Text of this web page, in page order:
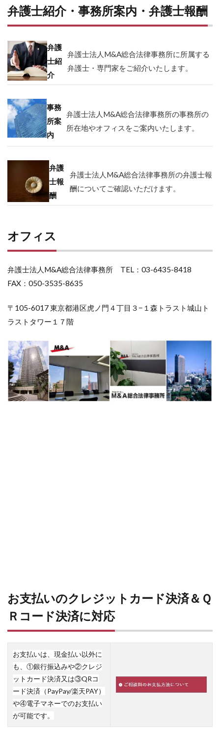
弁護士紹介・事務所案内・弁護士報酬
弁護
士紹
介
弁護士法人M&A総合法律事務所に所属する
弁護士・専門家をご紹介いたします。
事務
所案
内
弁護士法人M&A総合法律事務所の事務所の
所在地やオフィスをご案内いたします。
弁護
士報
酬
弁護士法人M&A総合法律事務所の弁護士報
酬についてご確認いただけます。
オフィス
弁護士法人M&A総合法律事務所 TEL：03-6435-8418
FAX：050-3535-8635
〒105-6017 東京都港区虎ノ門４丁目３−１森トラスト城山ト
ラストタワー１７階
お支払いのクレジットカード決済＆Ｑ
Ｒコード決済に対応
お支払いは、現金払い以外に
も、①銀行振込みや②クレジ
ットカード決済又は③QRコ
ード決済（PayPay/楽天PAY）
や④電子マネーでのお支払い
が可能です。